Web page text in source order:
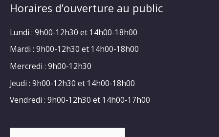
Horaires d’ouverture au public
Lundi : 9h00-12h30 et 14h00-18h00
Mardi : 9h00-12h30 et 14h00-18h00
Mercredi : 9h00-12h30
Jeudi : 9h00-12h30 et 14h00-18h00
Vendredi : 9h00-12h30 et 14h00-17h00